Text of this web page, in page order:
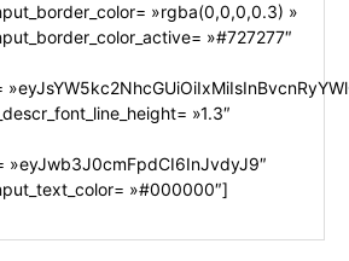
»rgba(0,0,0,0.3) »
»#727277″
»1.3″
»eyJwb3J0cmFpdCI6InJvdyJ9″
»#000000″]